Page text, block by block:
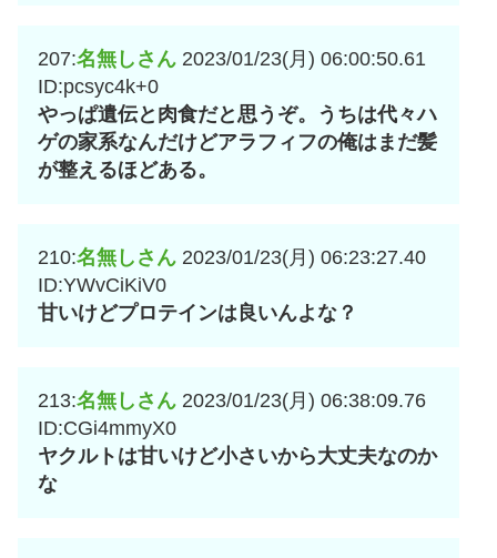
207:名無しさん 2023/01/23(月) 06:00:50.61
ID:pcsyc4k+0
やっぱ遺伝と肉食だと思うぞ。うちは代々ハ
ゲの家系なんだけどアラフィフの俺はまだ髪
が整えるほどある。
210:名無しさん 2023/01/23(月) 06:23:27.40
ID:YWvCiKiV0
甘いけどプロテインは良いんよな？
213:名無しさん 2023/01/23(月) 06:38:09.76
ID:CGi4mmyX0
ヤクルトは甘いけど小さいから大丈夫なのか
な